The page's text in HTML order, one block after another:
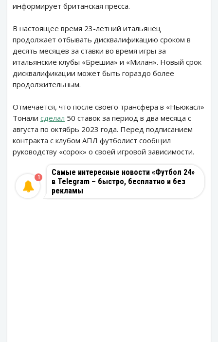
информирует британская пресса.
В настоящее время 23-летний итальянец
продолжает отбывать дисквалификацию сроком в
десять месяцев за ставки во время игры за
итальянские клубы «Брешиа» и «Милан». Новый срок
дисквалификации может быть гораздо более
продолжительным.
Отмечается, что после своего трансфера в «Ньюкасл»
Тонали сделал 50 ставок за период в два месяца с
августа по октябрь 2023 года. Перед подписанием
контракта с клубом АПЛ футболист сообщил
руководству «сорок» о своей игровой зависимости.
Самые интересные новости «Футбол 24»
в Telegram – быстро, бесплатно и без
рекламы
1